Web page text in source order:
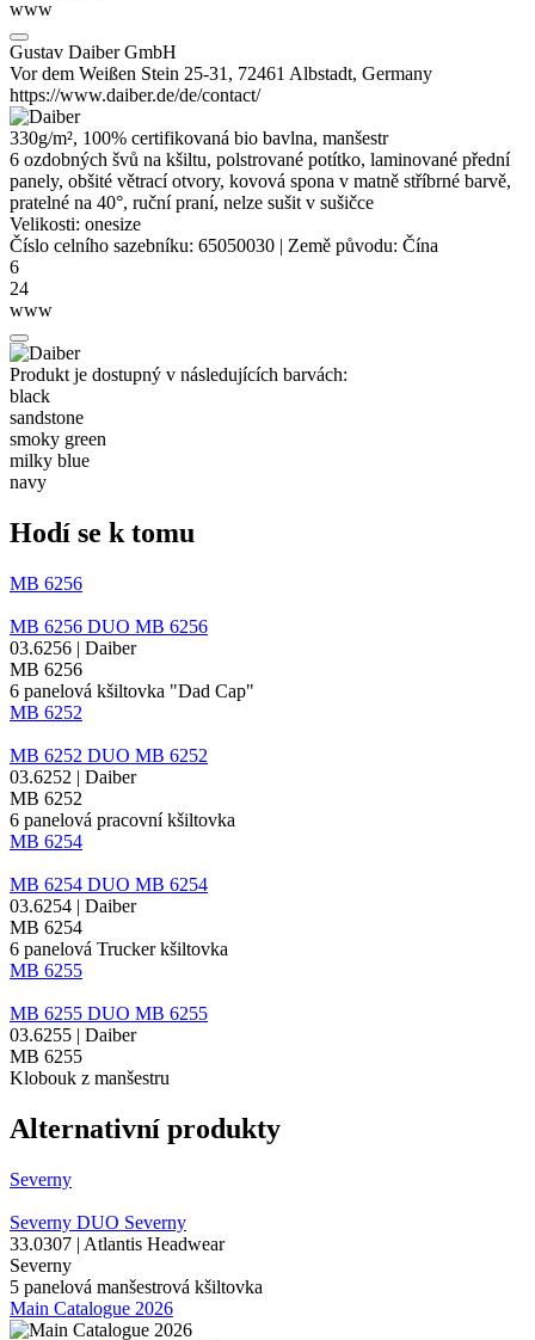
www
Gustav Daiber GmbH
Vor dem Weißen Stein 25-31, 72461 Albstadt, Germany
https://www.daiber.de/de/contact/
330g/m², 100% certifikovaná bio bavlna, manšestr
6 ozdobných švů na kšiltu, polstrované potítko, laminované přední
panely, obšité větrací otvory, kovová spona v matně stříbrné barvě,
pratelné na 40°, ruční praní, nelze sušit v sušičce
Velikosti: onesize
Číslo celního sazebníku: 65050030 | Země původu: Čína
6
24
www
Produkt je dostupný v následujících barvách:
black
sandstone
smoky green
milky blue
navy
Hodí se k tomu
MB 6256
MB 6256 DUO MB 6256
03.6256 | Daiber
MB 6256
6 panelová kšiltovka "Dad Cap"
MB 6252
MB 6252 DUO MB 6252
03.6252 | Daiber
MB 6252
6 panelová pracovní kšiltovka
MB 6254
MB 6254 DUO MB 6254
03.6254 | Daiber
MB 6254
6 panelová Trucker kšiltovka
MB 6255
MB 6255 DUO MB 6255
03.6255 | Daiber
MB 6255
Klobouk z manšestru
Alternativní produkty
Severny
Severny DUO Severny
33.0307 | Atlantis Headwear
Severny
5 panelová manšestrová kšiltovka
Main Catalogue 2026